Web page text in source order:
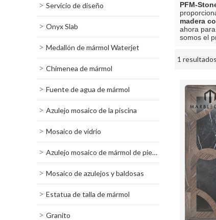
Servicio de diseño
Onyx Slab
Medallón de mármol Waterjet
Chimenea de mármol
Fuente de agua de mármol
Azulejo mosaico de la piscina
Mosaico de vidrio
Azulejo mosaico de mármol de piedra
Mosaico de azulejos y baldosas
Estatua de talla de mármol
Granito
PFM-
madera
ahora
somos el
1 resultados